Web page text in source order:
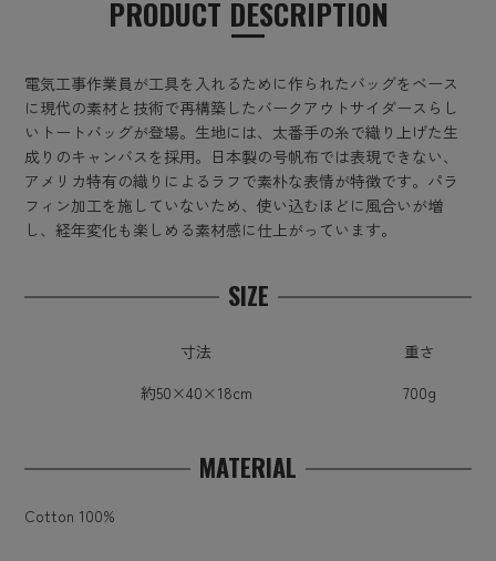
PRODUCT DESCRIPTION
電気工事作業員が工具を入れるために作られたバッグをベース
に現代の素材と技術で再構築したバークアウトサイダースらし
いトートバッグが登場。生地には、太番手の糸で織り上げた生
成りのキャンバスを採用。日本製の号帆布では表現できない、
アメリカ特有の織りによるラフで素朴な表情が特徴です。パラ
フィン加工を施していないため、使い込むほどに風合いが増
し、経年変化も楽しめる素材感に仕上がっています。
SIZE
寸法
重さ
約50×40×18cm
700g
MATERIAL
Cotton 100%